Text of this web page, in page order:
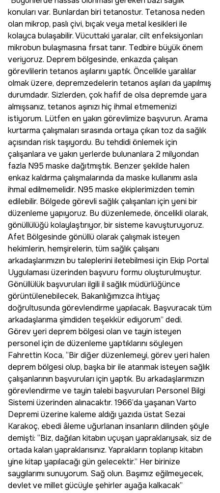
konuları var. Bunlardan biri tetanostur. Tetanosa neden
olan mikrop, paslı çivi, bıçak veya metal kesikleri ile
kolayca bulaşabilir. Vücuttaki yaralar, cilt enfeksiyonları
mikrobun bulaşmasına fırsat tanır. Tedbire büyük önem
veriyoruz. Deprem bölgesinde, enkazda çalışan
görevlilerin tetanos aşılarını yaptık. Öncelikle yaralılar
olmak üzere, depremzedelerin tetanos aşıları da yapılmış
durumdadır. Sizlerden, çok hafif de olsa depremde yara
almışsanız, tetanos aşınızı hiç ihmal etmemenizi
istiyorum. Lütfen en yakın görevlimize başvurun. Arama
kurtarma çalışmaları sırasında ortaya çıkan toz da sağlık
açısından risk taşıyordu. Bu tehdidi önlemek için
çalışanlara ve yakın yerlerde bulunanlara 2 milyondan
fazla N95 maske dağıtmıştık. Benzer şekilde halen
enkaz kaldırma çalışmalarında da maske kullanımı asla
ihmal edilmemelidir. N95 maske ekiplerimizden temin
edilebilir. Bölgede görevli sağlık çalışanları için yeni bir
düzenleme yapıyoruz. Bu düzenlemede, öncelikli olarak,
gönüllülüğü kolaylaştırıyor, bir sisteme kavuşturuyoruz.
Afet Bölgesinde gönüllü olarak çalışmak isteyen
hekimlerin, hemşirelerin, tüm sağlık çalışanı
arkadaşlarımızın bu taleplerini iletebilmesi için Ekip Portal
Uygulaması üzerinden başvuru formu oluşturulmuştur.
Gönüllülük başvuruları ilgili il sağlık müdürlüğünce
görüntülenebilecek, Bakanlığımızca ihtiyaç
doğrultusunda görevlendirme yapılacak. Başvuracak tüm
arkadaşlarıma şimdiden teşekkür ediyorum” dedi.
Görev yeri deprem bölgesi olan ve tayin isteyen
personel için de düzenleme yaptıklarını söyleyen
Fahrettin Koca, “Bir diğer düzenlemeyi, görev yeri halen
deprem bölgesi olup, başka bir ile atanmak isteyen sağlık
çalışanlarının başvuruları için yaptık. Bu arkadaşlarımızın
görevlendirme ve tayin talebi başvuruları Personel Bilgi
Sistemi üzerinden alınacaktır. 1966’da yaşanan Varto
Depremi üzerine kaleme aldığı yazıda üstat Sezai
Karakoç, ebedi âleme uğurlanan insanların dilinden şöyle
demişti: “Biz, dağılan kitabın uçuşan yapraklarıysak, siz de
ortada kalan yapraklarısınız. Yaprakların toplanıp kitabın
yine kitap yapılacağı gün gelecektir.” Her birinize
saygılarımı sunuyorum. Sağ olun. Başımız eğilmeyecek,
devlet ve millet gücüyle şehirler ayağa kalkacak”